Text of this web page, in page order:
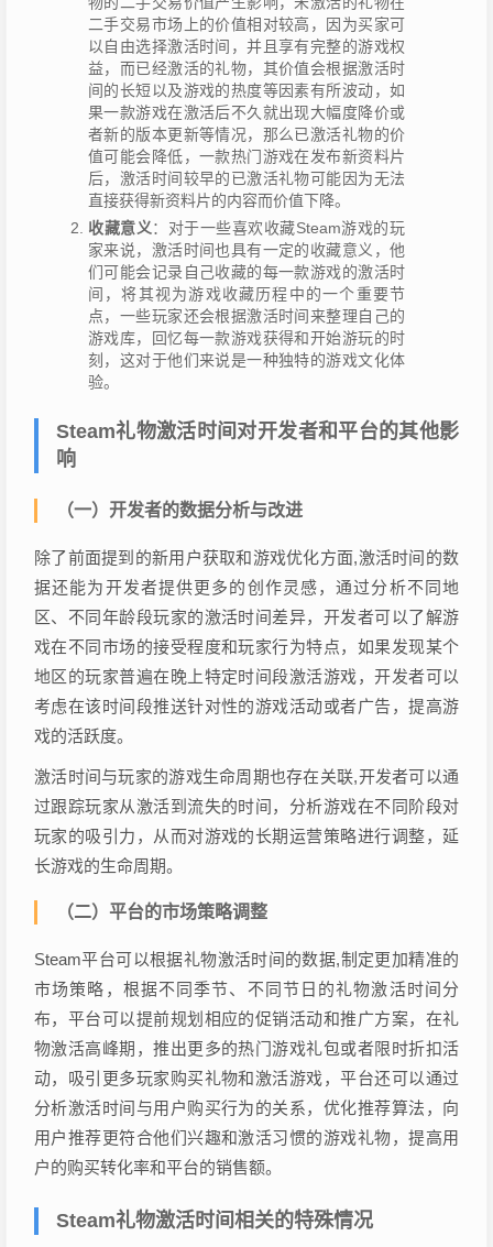
二手交易市场上的价值相对较高，因为买家可
以自由选择激活时间，并且享有完整的游戏权
益，而已经激活的礼物，其价值会根据激活时
间的长短以及游戏的热度等因素有所波动，如
果一款游戏在激活后不久就出现大幅度降价或
者新的版本更新等情况，那么已激活礼物的价
值可能会降低，一款热门游戏在发布新资料片
后，激活时间较早的已激活礼物可能因为无法
直接获得新资料片的内容而价值下降。
收藏意义：对于一些喜欢收藏Steam游戏的玩
家来说，激活时间也具有一定的收藏意义，他
们可能会记录自己收藏的每一款游戏的激活时
间，将其视为游戏收藏历程中的一个重要节
点，一些玩家还会根据激活时间来整理自己的
游戏库，回忆每一款游戏获得和开始游玩的时
刻，这对于他们来说是一种独特的游戏文化体
验。
Steam礼物激活时间对开发者和平台的其他影
响
（一）开发者的数据分析与改进
除了前面提到的新用户获取和游戏优化方面,激活时间的数
据还能为开发者提供更多的创作灵感，通过分析不同地
区、不同年龄段玩家的激活时间差异，开发者可以了解游
戏在不同市场的接受程度和玩家行为特点，如果发现某个
地区的玩家普遍在晚上特定时间段激活游戏，开发者可以
考虑在该时间段推送针对性的游戏活动或者广告，提高游
戏的活跃度。
激活时间与玩家的游戏生命周期也存在关联,开发者可以通
过跟踪玩家从激活到流失的时间，分析游戏在不同阶段对
玩家的吸引力，从而对游戏的长期运营策略进行调整，延
长游戏的生命周期。
（二）平台的市场策略调整
Steam平台可以根据礼物激活时间的数据,制定更加精准的
市场策略，根据不同季节、不同节日的礼物激活时间分
布，平台可以提前规划相应的促销活动和推广方案，在礼
物激活高峰期，推出更多的热门游戏礼包或者限时折扣活
动，吸引更多玩家购买礼物和激活游戏，平台还可以通过
分析激活时间与用户购买行为的关系，优化推荐算法，向
用户推荐更符合他们兴趣和激活习惯的游戏礼物，提高用
户的购买转化率和平台的销售额。
Steam礼物激活时间相关的特殊情况